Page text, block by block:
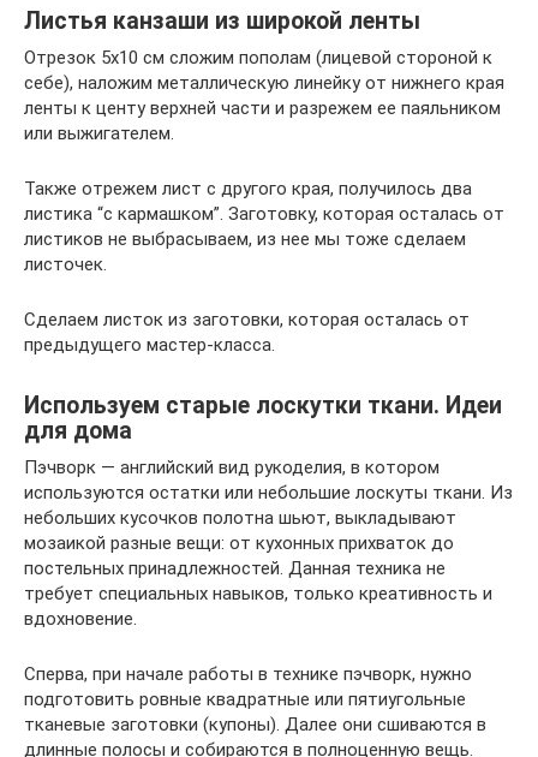
Листья канзаши из широкой ленты
Отрезок 5х10 см сложим пополам (лицевой стороной к
себе), наложим металлическую линейку от нижнего края
ленты к центу верхней части и разрежем ее паяльником
или выжигателем.
Также отрежем лист с другого края, получилось два
листика “с кармашком”. Заготовку, которая осталась от
листиков не выбрасываем, из нее мы тоже сделаем
листочек.
Сделаем листок из заготовки, которая осталась от
предыдущего мастер-класса.
Используем старые лоскутки ткани. Идеи
для дома
Пэчворк — английский вид рукоделия, в котором
используются остатки или небольшие лоскуты ткани. Из
небольших кусочков полотна шьют, выкладывают
мозаикой разные вещи: от кухонных прихваток до
постельных принадлежностей. Данная техника не
требует специальных навыков, только креативность и
вдохновение.
Сперва, при начале работы в технике пэчворк, нужно
подготовить ровные квадратные или пятиугольные
тканевые заготовки (купоны). Далее они сшиваются в
длинные полосы и собираются в полноценную вещь.